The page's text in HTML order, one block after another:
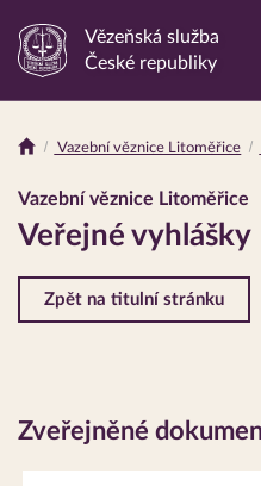
Odkaz
stránku
Vězeňská služba
České republiky
Drobečková
navigace
Vazební věznice Litoměřice
Vazební věznice Litoměřice
Veřejné vyhlášky
Zpět na titulní stránku
Zveřejněné